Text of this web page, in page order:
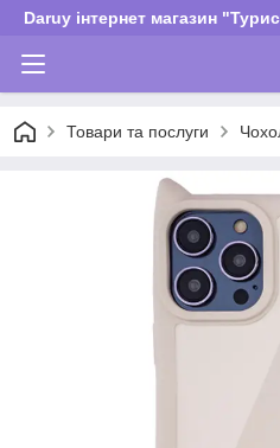
Daruy інтернет магазин
Товари та послуги